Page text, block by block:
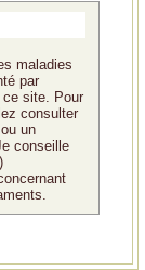
maladies
par
ce site. Pour
consulter
un
conseille